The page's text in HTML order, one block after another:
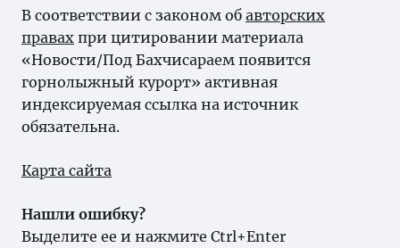
В соответствии с законом об авторских
правах при цитировании материала
«Новости/Под Бахчисараем появится
горнолыжный курорт» активная
индексируемая ссылка на источник
обязательна.
Карта сайта
Нашли ошибку?
Выделите ее и нажмите Ctrl+Enter